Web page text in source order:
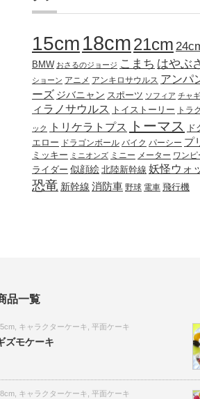
15cm18cm21cm
BMW おさるのジョージ こまち はやぶ
ショーン アニメ アンキロサウルス アンパ
ーズ ジバニャン スポーツ ソフィア チャ
ィラノサウルス
トイストーリー トラ
ック トリケラトプス トーマス
ド
エロー
ドラゴンボール バイク パーシー プ
ミッキー ミニオンズ ミニー メーター ワンピ
ライダー 似顔絵 北陸新幹線 妖怪ウォ
恐竜 新幹線 消防車 野球 電車 飛行機
品一覧
キャラクターケーキ 平面ケーキ
ズモケーキ
キャラクターケーキ 平面ケーキ